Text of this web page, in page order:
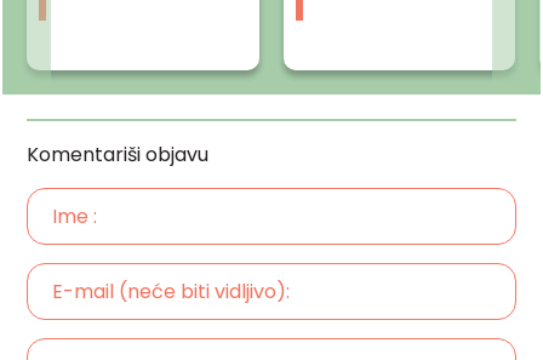
Komentariši objavu